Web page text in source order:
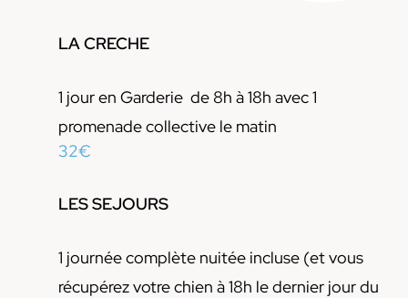
LA CRECHE
1 jour en Garderie de 8h à 18h avec 1
promenade collective le matin
32€
LES SEJOURS
1 journée complète nuitée incluse (et vous
récupérez votre chien à 18h le dernier jour du